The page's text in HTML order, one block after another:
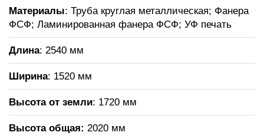
Материалы: Труба круглая металлическая; Фанера
ФСФ; Ламинированная фанера ФСФ; УФ печать
Длина: 2540 мм
Ширина: 1520 мм
Высота от земли: 1720 мм
Высота общая: 2020 мм